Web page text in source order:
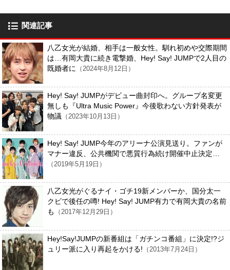
関連記事
八乙女光が結婚、相手は一般女性。馴れ初めや交際期間
は…有岡大貴に続き電撃婚、Hey! Say! JUMPで2人目の
既婚者に
（2024年8月12日）
Hey! Say! JUMPがデビュー曲封印へ。グループ名変更
無しも『Ultra Music Power』今後歌わない方針発表が
物議 （2023年10月13日）
Hey! Say! JUMP今年のアリーナ公演見送り。ファンが
マナー違反、公共機関で悪質行為続け開催中止決定…
（2019年5月19日）
八乙女光がぐるナイ・ゴチ19新メンバーか、国分太一
クビで後任の噂! Hey! Say! JUMP有力で有岡大貴の名前
も
（2017年12月29日）
Hey!Say!JUMPの新番組は「ガチンコ番組」に決定!?ジ
ュリー派に入り再起をかける! （2013年7月24日）